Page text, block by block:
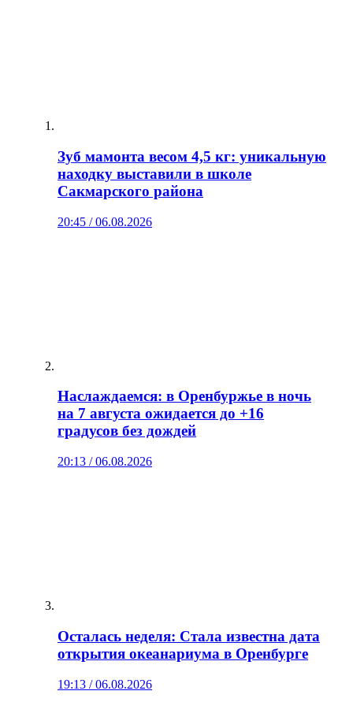
Зуб мамонта весом 4,5 кг: уникальную
находку выставили в школе
Сакмарского района
20:45 / 06.08.2026
Наслаждаемся: в Оренбуржье в ночь
на 7 августа ожидается до +16
градусов без дождей
20:13 / 06.08.2026
Осталась неделя: Стала известна дата
открытия океанариума в Оренбурге
19:13 / 06.08.2026